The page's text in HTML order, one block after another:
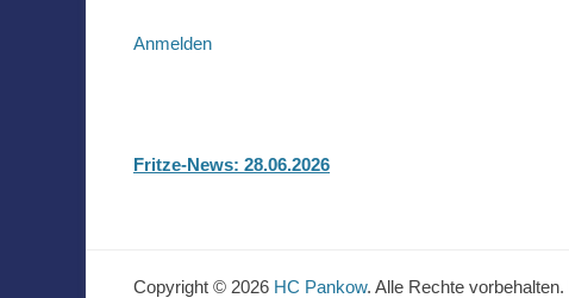
Anmelden
Fritze-News: 28.06.2026
Copyright © 2026 HC Pankow. Alle Rechte vorbehalten.